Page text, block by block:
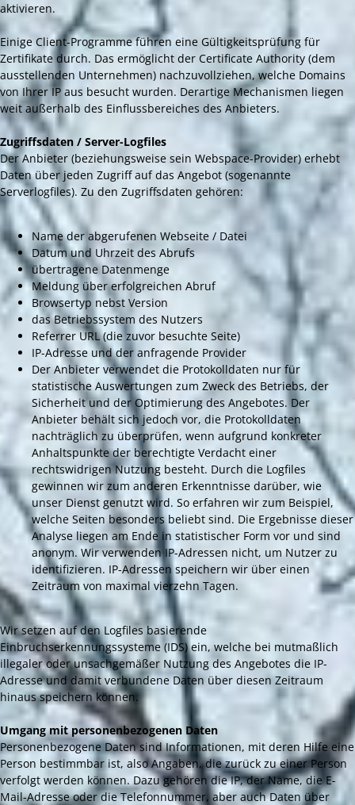
aktivieren.
Einige Client-Programme führen eine Gültigkeitsprüfung für
Zertifikate durch. Das ermöglicht der Certificate Authority (dem
ausstellenden Unternehmen) nachzuvollziehen, welche Domains
von Ihrer IP aus besucht wurden. Derartige Mechanismen liegen
weit außerhalb des Einflussbereiches des Anbieters.
Zugriffsdaten / Server-Logfiles
Der Anbieter (beziehungsweise sein Webspace-Provider) erhebt
Daten über jeden Zugriff auf das Angebot (sogenannte
Serverlogfiles). Zu den Zugriffsdaten gehören:
Name der abgerufenen Webseite / Datei
Datum und Uhrzeit des Abrufs
übertragene Datenmenge
Meldung über erfolgreichen Abruf
Browsertyp nebst Version
das Betriebssystem des Nutzers
Referrer URL (die zuvor besuchte Seite)
IP-Adresse und der anfragende Provider
Der Anbieter verwendet die Protokolldaten nur für
statistische Auswertungen zum Zweck des Betriebs, der
Sicherheit und der Optimierung des Angebotes. Der
Anbieter behält sich jedoch vor, die Protokolldaten
nachträglich zu überprüfen, wenn aufgrund konkreter
Anhaltspunkte der berechtigte Verdacht einer
rechtswidrigen Nutzung besteht. Durch die Logfiles
gewinnen wir zum anderen Erkenntnisse darüber, wie
unser Dienst genutzt wird. So erfahren wir zum Beispiel,
welche Seiten besonders beliebt sind. Die Ergebnisse dieser
Analyse liegen am Ende in statistischer Form vor und sind
anonym. Wir verwenden IP-Adressen nicht, um Nutzer zu
identifizieren. IP-Adressen speichern wir über einen
Zeitraum von maximal vierzehn Tagen.
Wir setzen auf den Logfiles basierende
Einbruchserkennungssysteme (IDS) ein, welche bei mutmaßlich
illegaler oder unsachgemäßer Nutzung des Angebotes die IP-
Adresse und damit verbundene Daten über diesen Zeitraum
hinaus speichern können.
Umgang mit personenbezogenen Daten
Personenbezogene Daten sind Informationen, mit deren Hilfe eine
Person bestimmbar ist, also Angaben, die zurück zu einer Person
verfolgt werden können. Dazu gehören die IP, der Name, die E-
Mail-Adresse oder die Telefonnummer, aber auch Daten über